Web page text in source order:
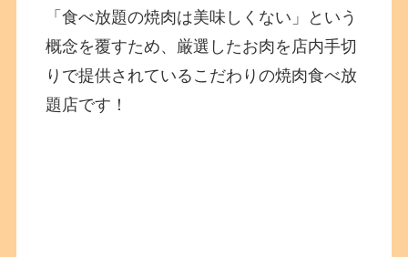
「食べ放題の焼肉は美味しくない」という
概念を覆すため、厳選したお肉を店内手切
りで提供されているこだわりの焼肉食べ放
題店です！